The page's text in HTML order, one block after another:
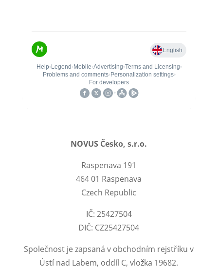
NOVUS Česko, s.r.o.
Raspenava 191
464 01 Raspenava
Czech Republic
IČ: 25427504
DIČ: CZ25427504
Společnost je zapsaná v obchodním rejstříku v
Ústí nad Labem, oddíl C, vložka 19682.